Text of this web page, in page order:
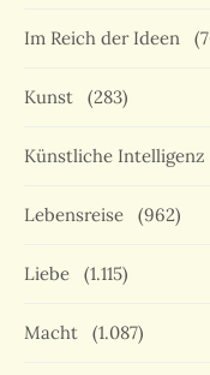
Im Reich der Ideen
Kunst (283)
Künstliche Intelligenz
Lebensreise (962)
Liebe (1.115)
Macht (1.087)